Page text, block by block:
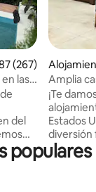
promedio:
(267)
las
del
a
tlán
Amplia
¡Te
Estados
diversión
la ciudad
en 3
populares